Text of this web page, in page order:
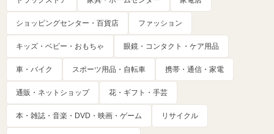
ショッピングセンター・百貨店 ファッション
キッズ・ベビー・おもちゃ 眼鏡・コンタクト・ケア用品
車・バイク スポーツ用品・自転車 携帯・通信・家電
通販・ネットショップ 花・ギフト・手芸
本・雑誌・音楽・DVD・映画・ゲーム リサイクル